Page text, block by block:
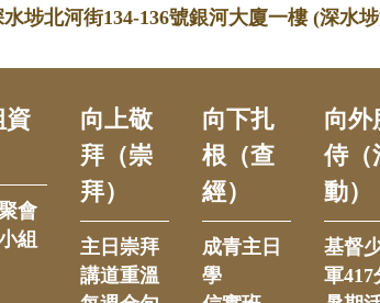
埗北河街134-136號銀河大廈一樓 (深水
資
會
組
向上敬
拜（崇
拜）
主日崇拜
講道重溫
向下扎
根（查
經）
成青主日
學
向外
侍（
動）
基督
軍417